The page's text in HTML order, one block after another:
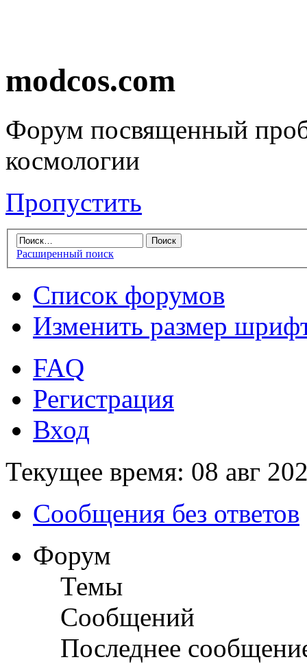
modcos.com
Форум посвященный
космологии
Пропустить
Расширенный поиск
Список форумов
Изменить размер
FAQ
Регистрация
Вход
Текущее время: 08 авг
Сообщения без ответов
Форум
Темы
Сообщений
Последнее